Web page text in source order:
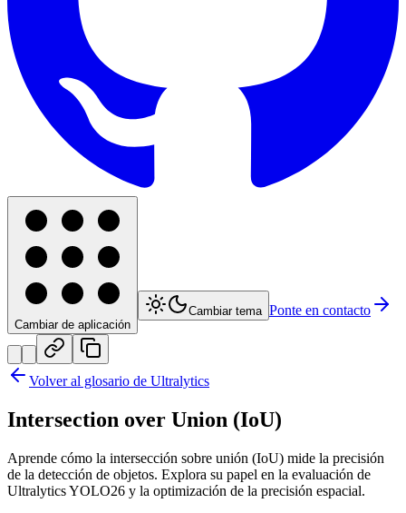
Cambiar de aplicación
Cambiar tema Ponte en contacto
Volver al glosario de Ultralytics
Intersection over Union (IoU)
Aprende cómo la intersección sobre unión (IoU) mide la precisión
de la detección de objetos. Explora su papel en la evaluación de
Ultralytics YOLO26 y la optimización de la precisión espacial.